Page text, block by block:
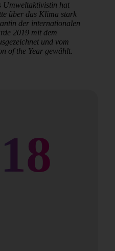
Umweltaktivistin hat
über das Klima stark
der internationalen
2019 mit dem
und vom
of the Year gewählt.